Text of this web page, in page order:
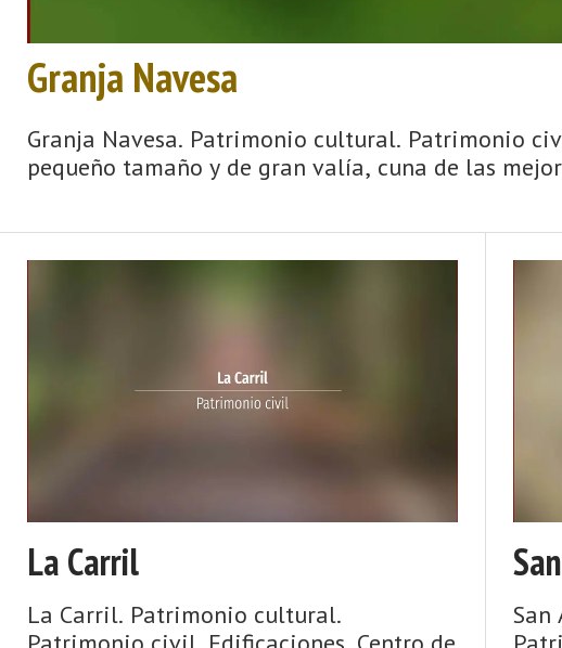
Granja Navesa
Granja Navesa. Patrimonio cultural. Patrimonio
pequeño tamaño y de gran valía, cuna de las
La Carril
La Carril. Patrimonio cultural.